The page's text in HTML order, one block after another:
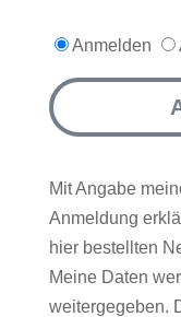
Anmelden
Mit Angabe
Anmeldung
hier bestellten
Meine Daten
weitergegeben.